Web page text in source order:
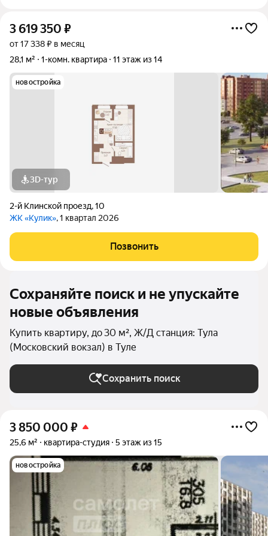
3 619 350 ₽
от 17 338 ₽ в месяц
28,1 м²
1-комн. квартира 11 этаж из 14
новостройка
3D-тур
2-й Клинской проезд,10
ЖК «Кулик», 1 квартал 2026
Позвонить
Сохраняйте поиск и не упускайте
новые объявления
Купить квартиру, до 30 м², Ж/Д станция: Тула
(Московский вокзал) в Туле
Сохранить поиск
3 850 000 ₽
25,6 м² квартира-студия 5 этаж из 15
новостройка